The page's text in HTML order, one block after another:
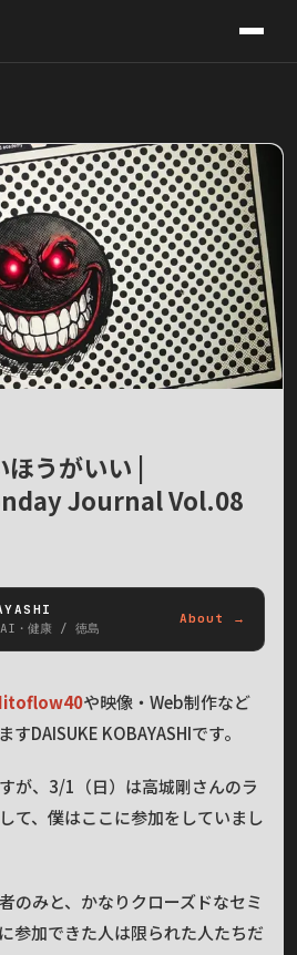
うがいい |
Journal Vol.08
AI・健康 / 徳島
About →
や映像・Web制作など
DAISUKE KOBAYASHIです。
が、3/1（日）は高城剛さんのラ
て、僕はここに参加をしていまし
のみと、かなりクローズドなセミ
参加できた人は限られた人たちだ